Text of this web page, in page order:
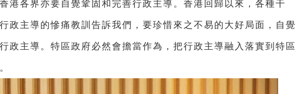
港各界亦要自覺鞏固和完善行政主導。香港回歸以來，各種干
政主導的慘痛教訓告訴我們，要珍惜來之不易的大好局面，自覺
政主導。特區政府必然會擔當作為，把行政主導融入落實到特區